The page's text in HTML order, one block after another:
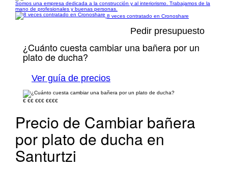
Somos una empresa dedicada a la construcción y al interiorismo. Trabajamos de la
mano de profesionales y buenas personas.
8 veces contratado en Cronoshare
Pedir presupuesto
¿Cuánto cuesta cambiar una bañera por un
plato de ducha?
Ver guía de precios
€ €€ €€€ €€€€
Precio de Cambiar bañera
por plato de ducha en
Santurtzi